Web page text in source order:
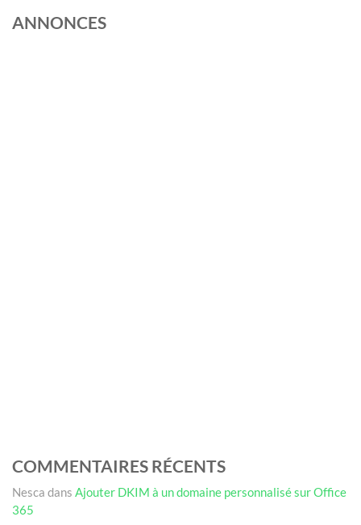
ANNONCES
COMMENTAIRES RÉCENTS
Nesca dans Ajouter DKIM à un domaine personnalisé sur Office
365